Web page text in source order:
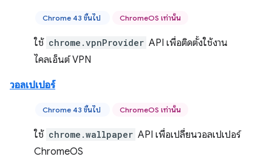
Chrome 43 ขึ้นไป ChromeOS เท่านั้น
ใช้ chrome.vpnProvider API เพื่อติดตั้งใช้งาน
ไคลเอ็นต์ VPN
วอลเปเปอร์
Chrome 43 ขึ้นไป ChromeOS เท่านั้น
ใช้ chrome.wallpaper API เพื่อเปลี่ยนวอลเปเปอร์
ChromeOS